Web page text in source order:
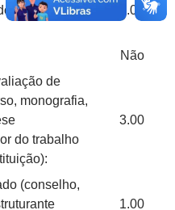
na
1.00
Não
de
monografia,
do trabalho
3.00
(conselho,
1.00